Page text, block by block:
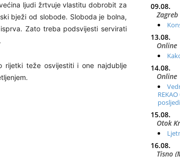
ljudi žrtvuje vlastitu dobrobit za
bježi od slobode. Sloboda je bolna,
Zato treba podsvijesti servirati
rijetki teže osvijestiti i one najdublje
09.08.
Zagreb
13.08.
Online
14.08.
Online
15.08.
Otok
16.08.
Tisno